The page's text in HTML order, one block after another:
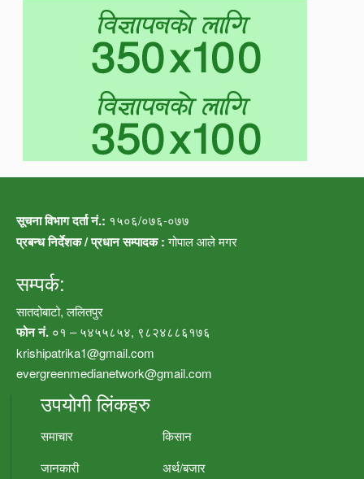
सूचना विभाग दर्ता नं.: १५०६/०७६-०७७
प्रबन्ध निर्देशक / प्रधान सम्पादक :गोपाल आले मगर
सम्पर्क:
सातदोबाटो, ललितपुर
फोन नं. ०१ – ५४५५८५४, ९८२४८८६१७६
krishipatrika1@gmail.com
evergreenmedianetwork@gmail.com
उपयोगी लिंकहरु
समाचार
किसान
जानकारी
अर्थ/बजार